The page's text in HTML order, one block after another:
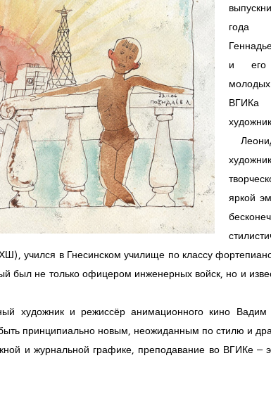
и его
яркой
учился в Гнесинском училище по классу
был не только офицером инженерных войск, но и
художник и режиссёр анимационного кино Вадим
принципиально новым, неожиданным по стилю и
и журнальной графике, преподавание во ВГИКе –